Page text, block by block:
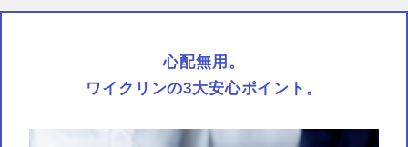
心配無用。
ワイクリンの3大安心ポイント。